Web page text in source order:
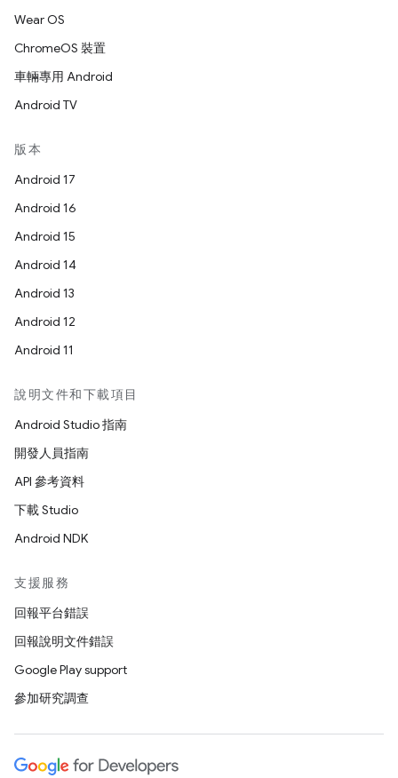
Wear OS
ChromeOS 裝置
車輛專用 Android
Android TV
版本
Android 17
Android 16
Android 15
Android 14
Android 13
Android 12
Android 11
說明文件和下載項目
Android Studio 指南
開發人員指南
API 參考資料
下載 Studio
Android NDK
支援服務
回報平台錯誤
回報說明文件錯誤
Google Play support
參加研究調查